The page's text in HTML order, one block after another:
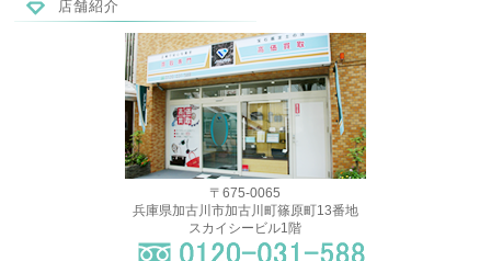
店舗紹介
〒675-0065
兵庫県加古川市加古川町篠原町13番地
スカイシービル1階